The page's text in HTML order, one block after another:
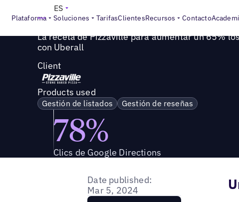
Plataforma Soluciones TarifasClientesRecursos Contacto
ES
Success Story
La receta de Pizzaville para aumentar un 65%
con Uberall
Client
Products used
Gestión de listados Gestión de reseñas
78%
Clics de Google Directions
Date published:
Mar 5, 2024